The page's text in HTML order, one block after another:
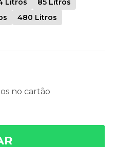
no cartão
480 Litros